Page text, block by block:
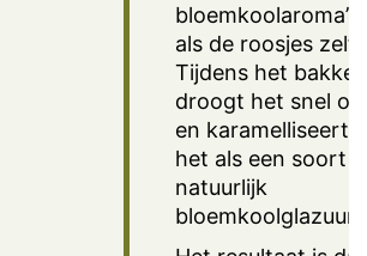
bloemkoolaroma’s
als de roosjes zelf.
Tijdens het bakken
droogt het snel op
en karamelliseert
het als een soort
natuurlijk
bloemkoolglazuur.